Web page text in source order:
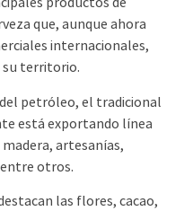
que, aunque ahora
internacionales,
su territorio.
petróleo, el tradicional
está exportando línea
artesanías,
otros.
las flores, cacao,